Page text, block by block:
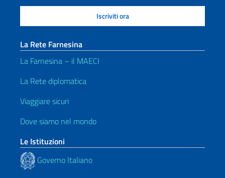
La Rete Farnesina
La Farnesina – il MAECI
La Rete diplomatica
Viaggiare sicuri
Dove siamo nel mondo
Le Istituzioni
Governo Italiano